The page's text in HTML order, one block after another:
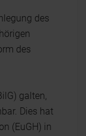
des
des
galten,
Dies hat
(EuGH) in